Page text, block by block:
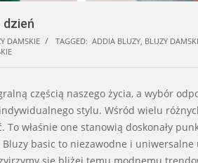
dzień
DAMSKIE TAGGED: ADDIA BLUZY, BLUZY
częścią naszego życia, a wybór
stylu. Wśród wielu
To właśnie one stanowią doskonały
basic to niezawodne i